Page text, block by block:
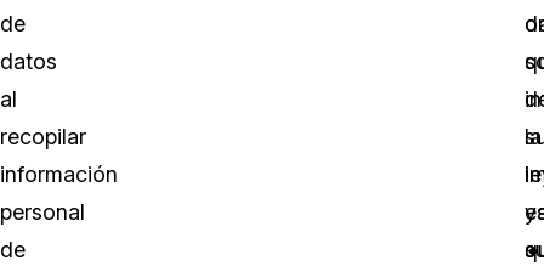
de
datos
al
recopilar
información
personal
de
la